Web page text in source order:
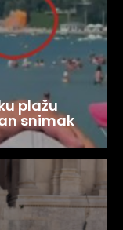
plažu
snimak